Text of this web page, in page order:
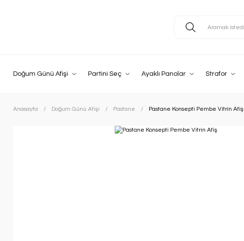
Doğum Günü Afişi Partini Seç Ayaklı Panolar Strafor
Anasayfa Doğum Günü Afişi Pastane Pastane Konsepti Pembe Vitrin Afiş